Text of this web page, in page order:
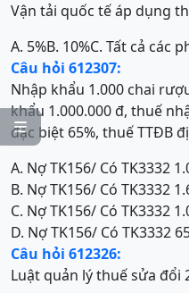

Vận tải quốc tế áp dụng
A. 5%B. 10%C. Tất cả các
Câu hỏi 612307:
Nhập khẩu 1.000 chai
khẩu 1.000.000 đ, thuế
đặc biệt 65%, thuế TTĐB
A. Nợ TK156/ Có TK3332
B. Nợ TK156/ Có TK3332
C. Nợ TK156/ Có TK3332
D. Nợ TK156/ Có TK3332
Câu hỏi 612326:
Luật quản lý thuế sửa đổi